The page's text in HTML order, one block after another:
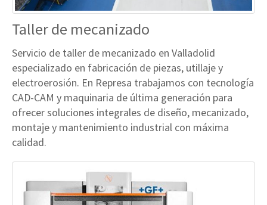
Taller de mecanizado
Servicio de taller de mecanizado en Valladolid
especializado en fabricación de piezas, utillaje y
electroerosión. En Represa trabajamos con tecnología
CAD-CAM y maquinaria de última generación para
ofrecer soluciones integrales de diseño, mecanizado,
montaje y mantenimiento industrial con máxima
calidad.